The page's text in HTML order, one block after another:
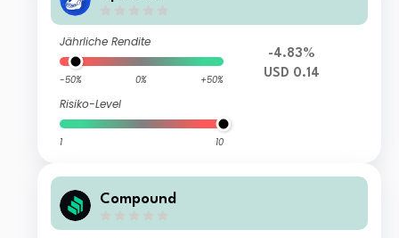
Jährliche Rendite
-50% 0% +50%
Risiko-Level
1 10
-4.83%
USD 0.14
Compound